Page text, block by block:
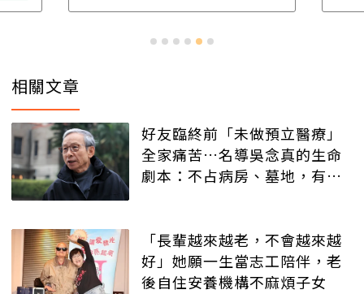
相關文章
好友臨終前「未做預立醫療」
全家痛苦…名導吳念真的生命
劇本：不占病房、墓地，有人
「長輩越來越老，不會越來越
好」她願一生當志工陪伴，老
後自住安養機構不麻煩子女